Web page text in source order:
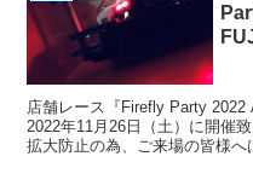
店舗レース『Firefly Party
2022年11月26日（土）に開催
拡大防止の為、ご来場の皆様へ